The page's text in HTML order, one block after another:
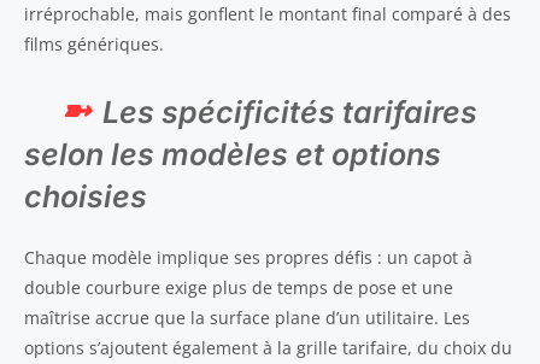
irréprochable, mais gonflent le montant final comparé à des
films génériques.
Les spécificités tarifaires
selon les modèles et options
choisies
Chaque modèle implique ses propres défis : un capot à
double courbure exige plus de temps de pose et une
maîtrise accrue que la surface plane d’un utilitaire. Les
options s’ajoutent également à la grille tarifaire, du choix du